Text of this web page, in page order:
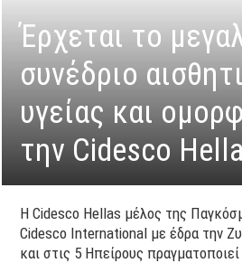
Έρχεται το
συνέδριο
υγείας και
την Cidesco
Η Cidesco Hellas μέλος της
Cidesco International με έδρα την
και στις 5 Ηπείρους